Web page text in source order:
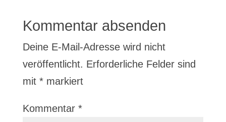
Kommentar absenden
Deine E-Mail-Adresse wird nicht
veröffentlicht. Erforderliche Felder sind
mit *markiert
Kommentar *